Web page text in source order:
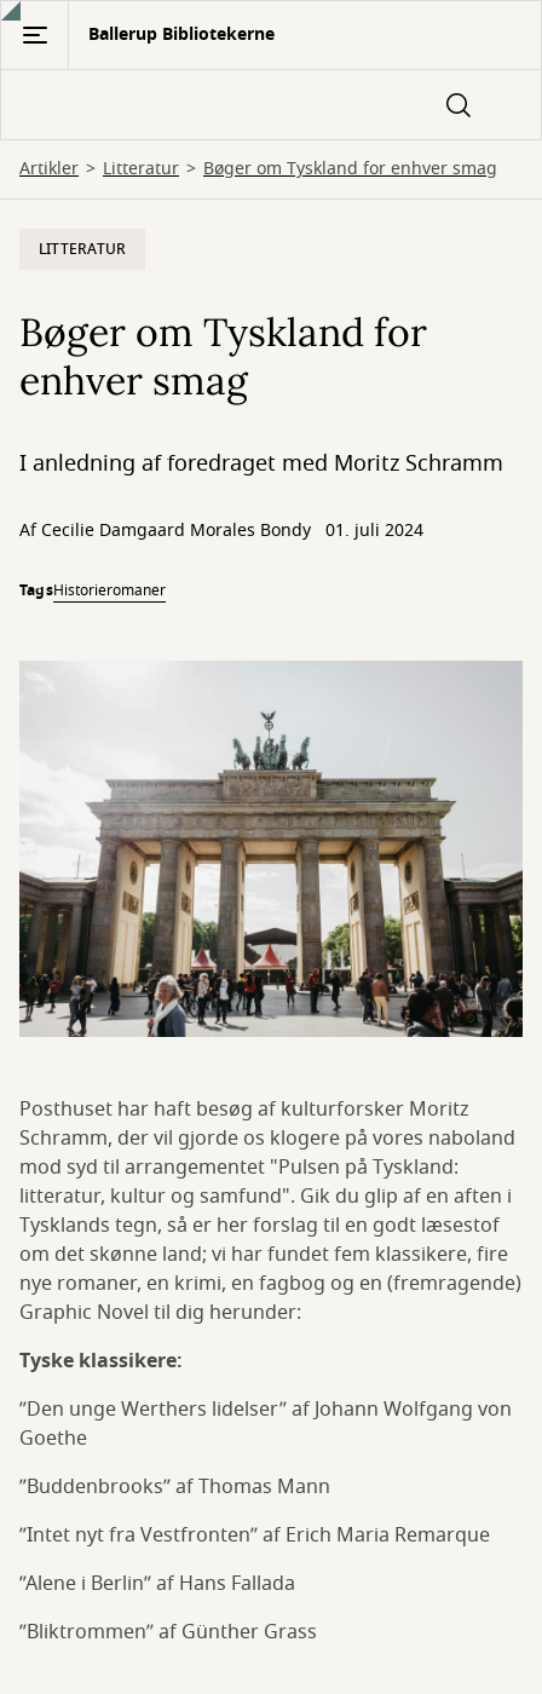
Gå
hovedindhold
Ballerup Bibliotekerne
Artikler Litteratur Bøger om Tyskland for enhver smag
LITTERATUR
Bøger om Tyskland for
enhver smag
I anledning af foredraget med Moritz Schramm
Af Cecilie Damgaard Morales Bondy 01. juli 2024
TagsHistorieromaner
Posthuset har haft besøg af kulturforsker Moritz
Schramm, der vil gjorde os klogere på vores naboland
mod syd til arrangementet "Pulsen på Tyskland:
litteratur, kultur og samfund". Gik du glip af en aften i
Tysklands tegn, så er her forslag til en godt læsestof
om det skønne land; vi har fundet fem klassikere, fire
nye romaner, en krimi, en fagbog og en (fremragende)
Graphic Novel til dig herunder:
Tyske klassikere:
”Den unge Werthers lidelser” af Johann Wolfgang von
Goethe
”Buddenbrooks” af Thomas Mann
”Intet nyt fra Vestfronten” af Erich Maria Remarque
”Alene i Berlin” af Hans Fallada
”Bliktrommen” af Günther Grass